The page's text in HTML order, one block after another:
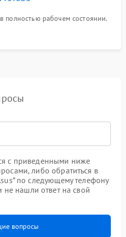
полностью рабочем состоянии.
с приведенными ниже
либо обратиться в
по следующему телефону
не нашли ответ на свой
вопросы